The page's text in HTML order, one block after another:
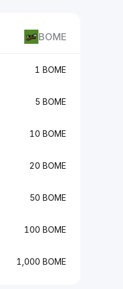
BOME
1 BOME
5 BOME
10 BOME
20 BOME
50 BOME
100 BOME
1,000 BOME